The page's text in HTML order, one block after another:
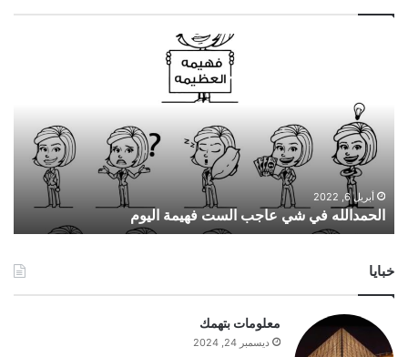
ي
ي
ع
ب
أبريل 6, 2022
الحمدالله في شي عاجب الست فهيمة اليوم
خبايا
معلومات بتهمك
ديسمبر 24, 2024